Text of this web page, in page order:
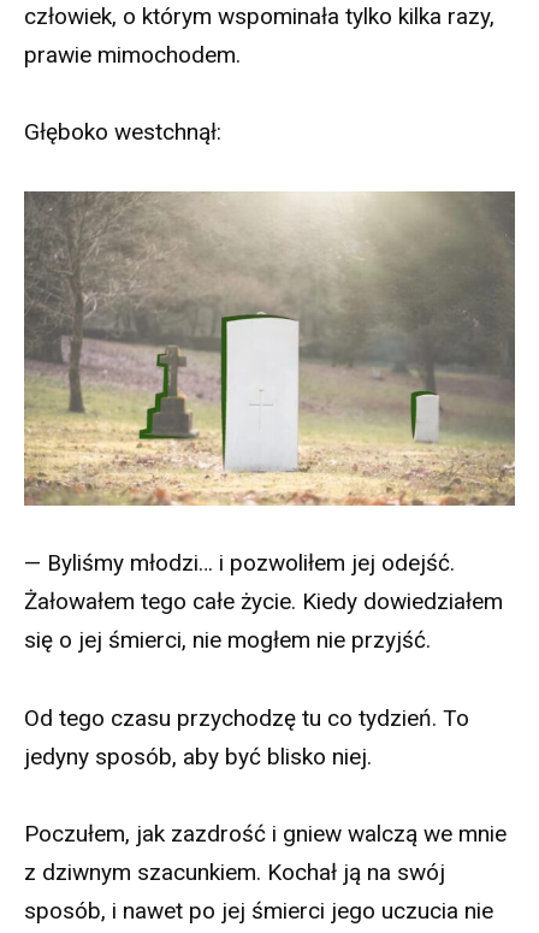
człowiek, o którym wspominała tylko kilka razy,
prawie mimochodem.
Głęboko westchnął:
— Byliśmy młodzi… i pozwoliłem jej odejść.
Żałowałem tego całe życie. Kiedy dowiedziałem
się o jej śmierci, nie mogłem nie przyjść.
Od tego czasu przychodzę tu co tydzień. To
jedyny sposób, aby być blisko niej.
Poczułem, jak zazdrość i gniew walczą we mnie
z dziwnym szacunkiem. Kochał ją na swój
sposób, i nawet po jej śmierci jego uczucia nie